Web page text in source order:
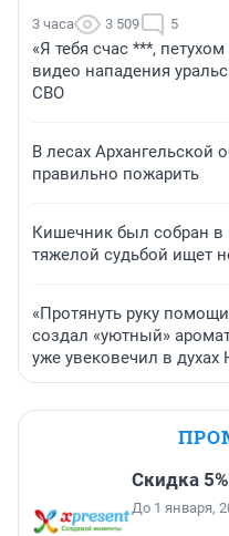
3 часа 3 509 5
«Я тебя счас ***,
видео нападения
СВО
В лесах Архангельской
правильно пожарить
Кишечник был собран в
тяжелой судьбой ищет
«Протянуть руку
создал «уютный»
уже увековечил в духах
Скидка
До 1 января,